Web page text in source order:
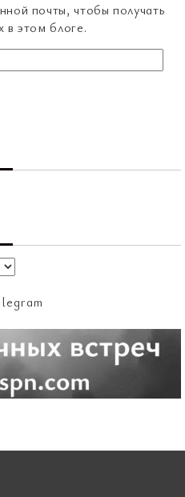
почты, чтобы получать
в этом блоге.